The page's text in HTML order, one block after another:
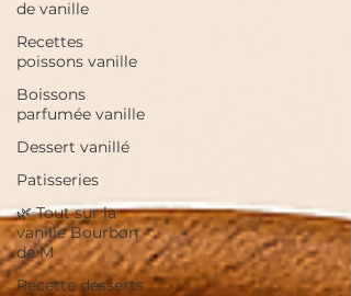
de vanille
Recettes
poissons vanille
Boissons
parfumée vanille
Dessert vanillé
Patisseries
🌿 Tout sur la
vanille Bourbon
de M
Recette desserts